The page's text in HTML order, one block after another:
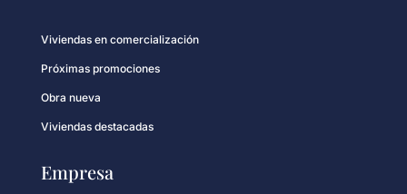
Viviendas en comercialización
Próximas promociones
Obra nueva
Viviendas destacadas
Empresa